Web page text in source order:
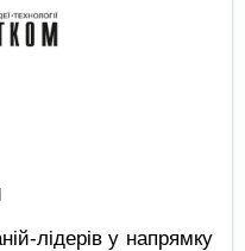
лідерів у напрямку